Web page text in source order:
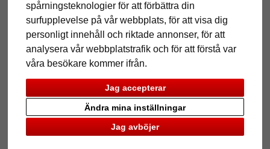
spårningsteknologier för att förbättra din
surfupplevelse på vår webbplats, för att visa dig
personligt innehåll och riktade annonser, för att
analysera vår webbplatstrafik och för att förstå var
våra besökare kommer ifrån.
Jag accepterar
Jag avböjer
Ändra mina inställningar
Tillbaka